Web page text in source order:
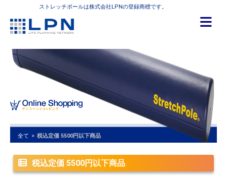
ストレッチポールは株式会社LPNの登録商標です。
全て > 税込定価 5500円以下商品
税込定価 5500円以下商品